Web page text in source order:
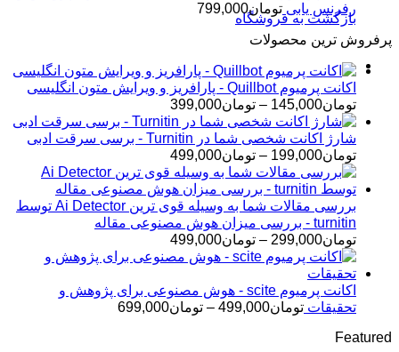
بازگشت به فروشگاه
رفرنس یابی تومان799,000
پرفروش ترین محصولات
اکانت پرمیوم Quillbot - پارافریز و ویرایش متون انگلیسی
تومان145,000
– تومان399,000محدوده
قیمت:
تومان145,000
تا
تومان399,000
شارژ اکانت شخصی شما در Turnitin - برسی سرقت ادبی
تومان199,000
– تومان499,000محدوده
قیمت:
تومان199,000
تا
تومان499,000
بررسی مقالات شما به وسیله قوی ترین Ai Detector توسط
turnitin - بررسی میزان هوش مصنوعی مقاله
تومان299,000
– تومان499,000محدوده
قیمت:
تا
تومان499,000
اکانت پرمیوم scite - هوش مصنوعی برای پژوهش و
تحقیقات تومان499,000
– تومان699,000محدوده
Featured